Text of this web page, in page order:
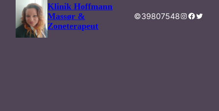
Klinik Hoffmann
Massør &
Zoneterapeut
©39807548Instagram